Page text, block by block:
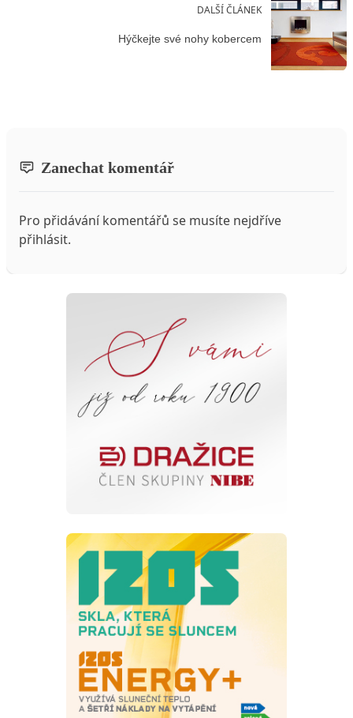
DALŠÍ ČLÁNEK
Hýčkejte své nohy kobercem
Zanechat komentář
Pro přidávání komentářů se musíte nejdříve
přihlásit.